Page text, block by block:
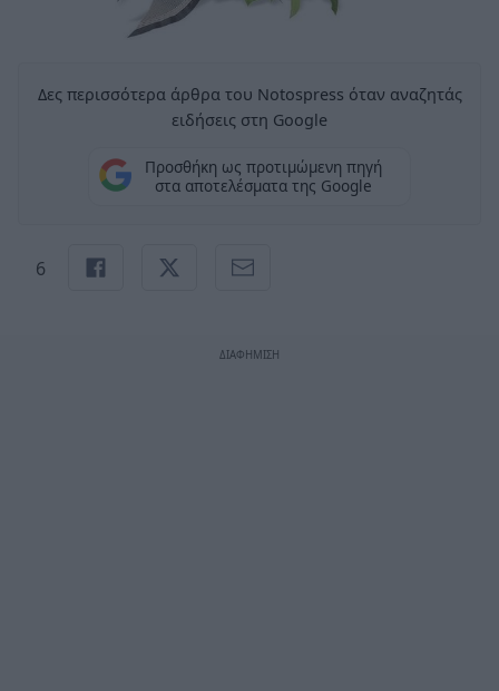
Δες περισσότερα άρθρα του Notospress όταν αναζητάς
ειδήσεις στη Google
Προσθήκη ως προτιμώμενη πηγή
στα αποτελέσματα της Google
6